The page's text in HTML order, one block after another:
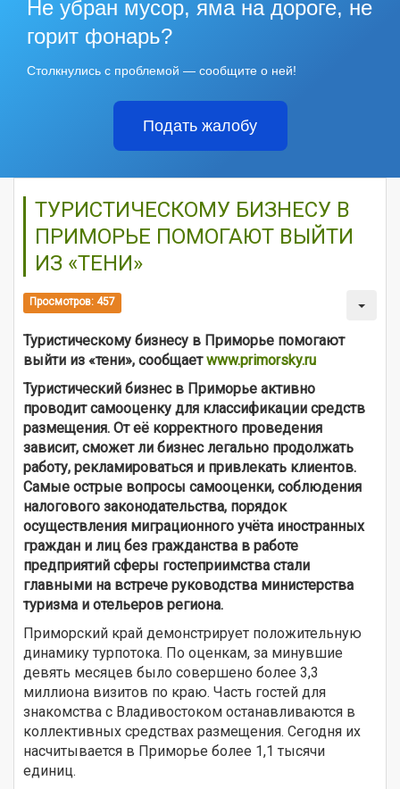
Не убран мусор, яма на дороге, не
горит фонарь?
Столкнулись с проблемой — сообщите о ней!
Подать жалобу
ТУРИСТИЧЕСКОМУ БИЗНЕСУ В
ПРИМОРЬЕ ПОМОГАЮТ ВЫЙТИ
ИЗ «ТЕНИ»
Просмотров: 457
Туристическому бизнесу в Приморье помогают
выйти из «тени», сообщаетwww.primorsky.ru
Туристический бизнес в Приморье активно
проводит самооценку для классификации средств
размещения. От её корректного проведения
зависит, сможет ли бизнес легально продолжать
работу, рекламироваться и привлекать клиентов.
Самые острые вопросы самооценки, соблюдения
налогового законодательства, порядок
осуществления миграционного учёта иностранных
граждан и лиц без гражданства в работе
предприятий сферы гостеприимства стали
главными на встрече руководства министерства
туризма и отельеров региона.
Приморский край демонстрирует положительную
динамику турпотока. По оценкам, за минувшие
девять месяцев было совершено более 3,3
миллиона визитов по краю. Часть гостей для
знакомства с Владивостоком останавливаются в
коллективных средствах размещения. Сегодня их
насчитывается в Приморье более 1,1 тысячи
единиц.